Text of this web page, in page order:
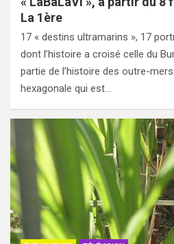
La 1ère
17 « destins ultramarins », 17
dont l’histoire a croisé celle du
partie de l’histoire des outre-
hexagonale qui est…